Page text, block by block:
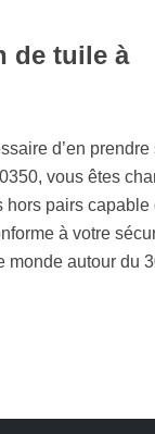
de tuile à
d’en prendre
vous êtes
hors pairs
à votre
monde autour du